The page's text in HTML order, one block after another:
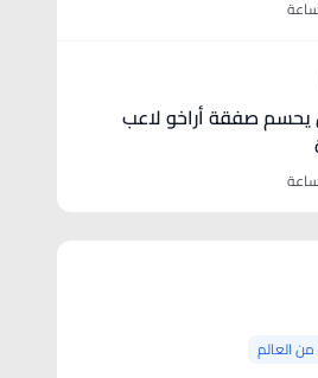
يحسم صفقة أراخو لاعب
العالم